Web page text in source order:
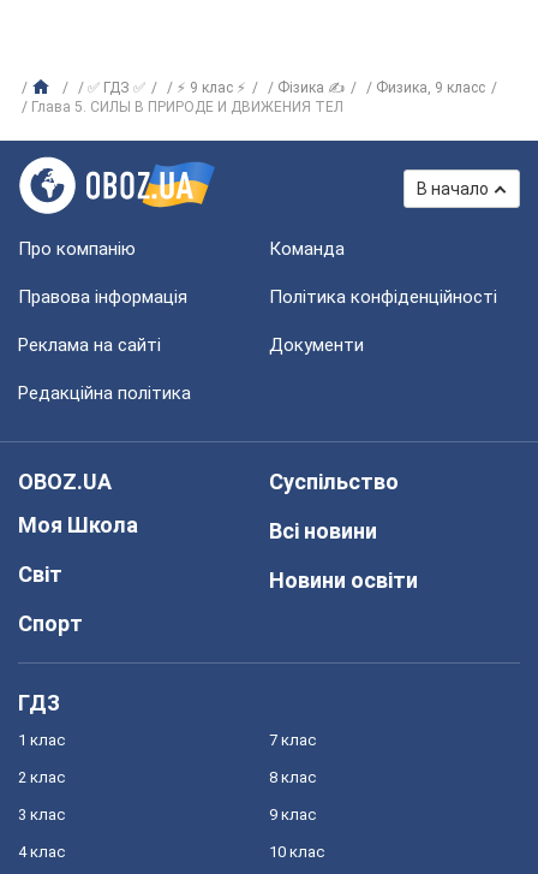
✅ ГДЗ ✅ ⚡ 9 клас ⚡ Фізика ✍
Физика, 9 класс
Глава 5. СИЛЫ В ПРИРОДЕ И ДВИЖЕНИЯ ТЕЛ
В начало
Про компанію Команда
Правова інформація Політика конфіденційності
Реклама на сайті Документи
Редакційна політика
OBOZ.UA
Моя Школа
Світ
Спорт
Суспільство
Всі новини
Новини освіти
ГДЗ
1 клас
2 клас
3 клас
4 клас
7 клас
8 клас
9 клас
10 клас